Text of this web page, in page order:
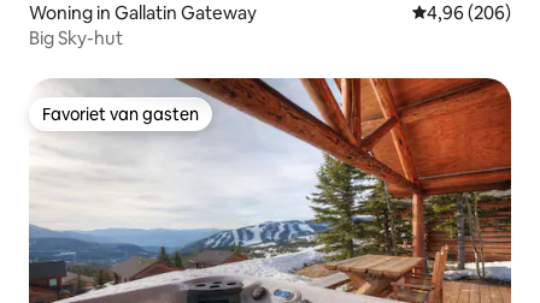
Woning in Gallatin Gateway Gemiddelde
4,96 (206)
Big Sky-hut
Favoriet van gasten
Favoriet van gasten